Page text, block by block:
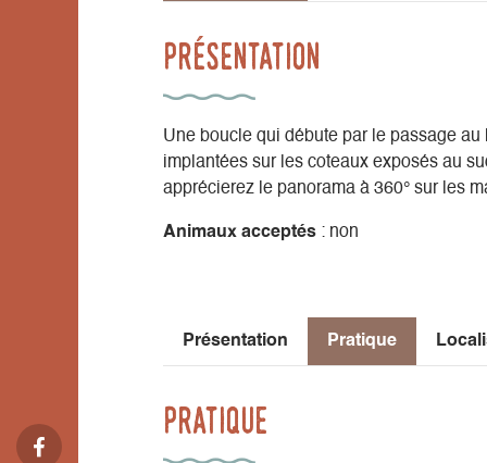
Présentation
Une boucle qui débute par le passage au
implantées sur les coteaux exposés au
apprécierez le panorama à 360° sur les
Animaux acceptés : non
Présentation Pratique
Pratique